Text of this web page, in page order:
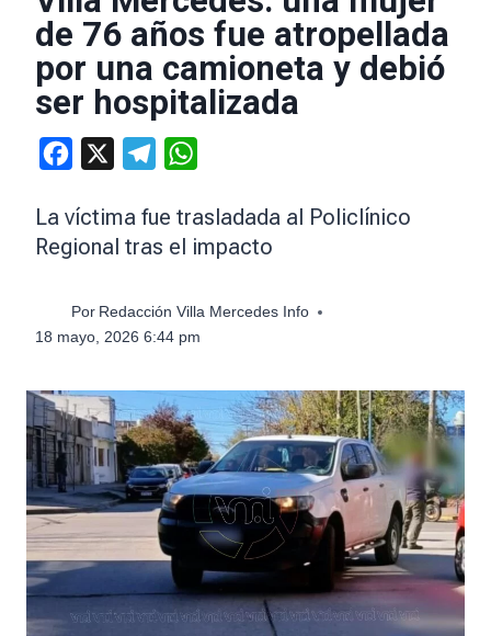
de 76 años fue atropellada
por una camioneta y debió
ser hospitalizada
Facebook Telegram
La víctima fue trasladada al Policlínico
Regional tras el impacto
Por Redacción Villa Mercedes Info
18 mayo, 2026 6:44 pm